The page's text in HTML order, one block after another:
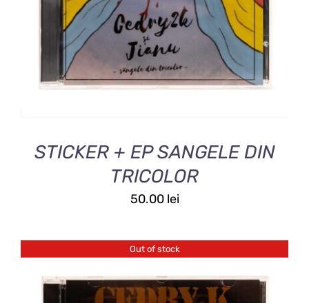
STICKER + EP SANGELE DIN
TRICOLOR
50.00 lei
Out of stock